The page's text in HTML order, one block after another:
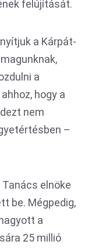
felújítását.
a Kárpát-
a
hogy a
nem
–
elnöke
be. Mégpedig,
a
25 millió